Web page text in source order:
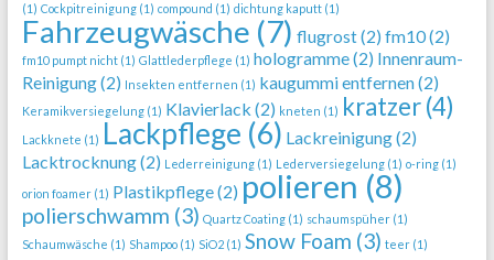
(1) Cockpitreinigung(1) compound (1) dichtung kaputt(1)
Fahrzeugwäsche (7) flugrost(2) fm10(2)
fm10 pumpt nicht(1) Glattlederpflege (1) hologramme(2) Innenraum-
Reinigung(2) Insekten entfernen (1) kaugummi entfernen(2)
Keramikversiegelung(1) Klavierlack (2) kneten (1) kratzer(4)
Lackknete (1) Lackpflege (6) Lackreinigung(2)
Lacktrocknung(2) Lederreinigung(1) Lederversiegelung(1) o-ring(1)
orion foamer(1) Plastikpflege(2) polieren (8)
polierschwamm (3) Quartz Coating(1) schaumspüher(1)
Schaumwäsche (1) Shampoo(1) SiO2(1) Snow Foam (3) teer(1)